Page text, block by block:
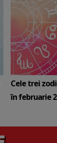
Cele trei
în februarie